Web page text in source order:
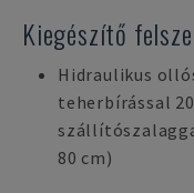
Kiegészítő
Hidraulikus
teherbírással
80 cm)